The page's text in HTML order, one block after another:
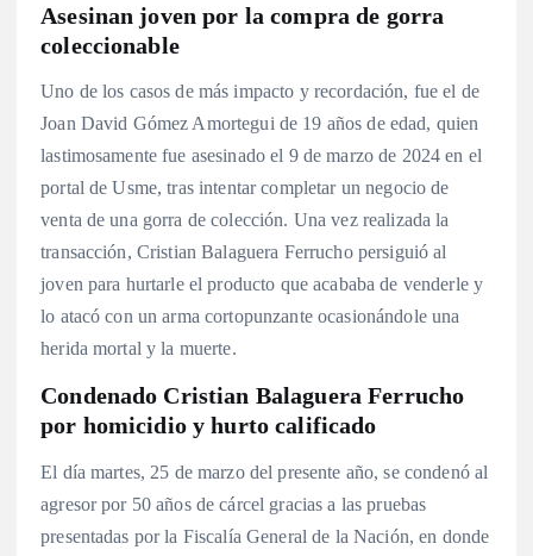
Asesinan joven por la compra de gorra
coleccionable
Uno de los casos de más impacto y recordación, fue el de
Joan David Gómez Amortegui de 19 años de edad, quien
lastimosamente fue asesinado el 9 de marzo de 2024 en el
portal de Usme, tras intentar completar un negocio de
venta de una gorra de colección. Una vez realizada la
transacción, Cristian Balaguera Ferrucho persiguió al
joven para hurtarle el producto que acababa de venderle y
lo atacó con un arma cortopunzante ocasionándole una
herida mortal y la muerte.
Condenado Cristian Balaguera Ferrucho
por homicidio y hurto calificado
El día martes, 25 de marzo del presente año, se condenó al
agresor por 50 años de cárcel gracias a las pruebas
presentadas por la Fiscalía General de la Nación, en donde